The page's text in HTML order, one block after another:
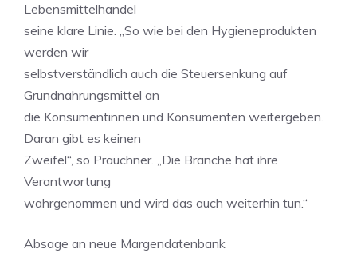
Lebensmittelhandel
seine klare Linie. „So wie bei den Hygieneprodukten
werden wir
selbstverständlich auch die Steuersenkung auf
Grundnahrungsmittel an
die Konsumentinnen und Konsumenten weitergeben.
Daran gibt es keinen
Zweifel“, so Prauchner. „Die Branche hat ihre
Verantwortung
wahrgenommen und wird das auch weiterhin tun.“
Absage an neue Margendatenbank